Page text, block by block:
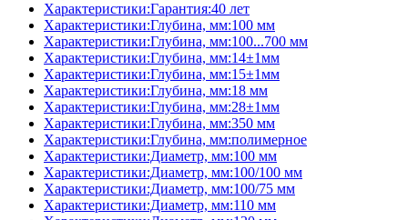
Характеристики:Гарантия:40 лет
Характеристики:Глубина, мм:100 мм
Характеристики:Глубина, мм:100...700 мм
Характеристики:Глубина, мм:14±1мм
Характеристики:Глубина, мм:15±1мм
Характеристики:Глубина, мм:18 мм
Характеристики:Глубина, мм:28±1мм
Характеристики:Глубина, мм:350 мм
Характеристики:Глубина, мм:полимерное
Характеристики:Диаметр, мм:100 мм
Характеристики:Диаметр, мм:100/100 мм
Характеристики:Диаметр, мм:100/75 мм
Характеристики:Диаметр, мм:110 мм